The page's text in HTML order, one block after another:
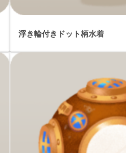
浮き輪付きドット柄水着